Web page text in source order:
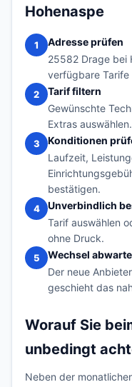
Hohenaspe
1
Adresse prüfen
25582 Drage bei
verfügbare
2
Tarif filtern
Gewünschte
Extras auswählen.
3
Konditionen
Laufzeit,
bestätigen.
4
Unverbindlich
Tarif auswählen
ohne Druck.
5
Wechsel
Der neue
geschieht das
Worauf Sie
unbedingt
Neben der